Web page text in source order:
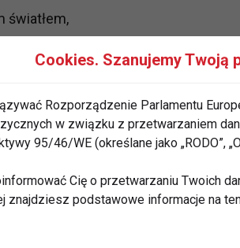
światłem,
wielu gości, którzy
nie zabrakło stałych
za powstanie tego miejsca – od
tworzyć coś wyjątkowego. To
przedstawiciele marki.
Cookies. Szanujemy Twoją
Rozporządzenie Parlamentu
w związku z przetwarzaniem
95/46/WE (określane jako „RODO”,
Cię o przetwarzaniu Twoich
znajdziesz podstawowe informacje na